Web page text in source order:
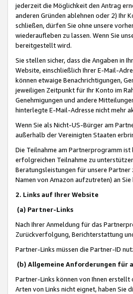
jederzeit die Möglichkeit den Antrag
anderen Gründen ablehnen oder 2) Ihr
schließen, dürfen Sie ohne unsere
wiederaufleben zu lassen. Wenn Sie
bereitgestellt wird.
Sie stellen sicher, dass die Angaben in
Website, einschließlich Ihrer E-Mail-
können etwaige Benachrichtigungen,
jeweiligen Zeitpunkt für Ihr Konto im
Genehmigungen und andere
hinterlegte E-Mail-Adresse nicht mehr
Wenn Sie als Nicht-US-Bürger am
außerhalb der Vereinigten Staaten
Die Teilnahme am Partnerprogramm
erfolgreichen Teilnahme zu
Beratungsleistungen für unsere Partner
Namen von Amazon aufzutreten) an
2. Links auf Ihrer Website
(a) Partner-Links
Nach Ihrer Anmeldung für das
Zurückverfolgung, Berichterstattung
Partner-Links müssen die Partner-ID
(b) Allgemeine Anforderungen für
Partner-Links können von Ihnen
Arten von Links nicht eignet, haben Sie